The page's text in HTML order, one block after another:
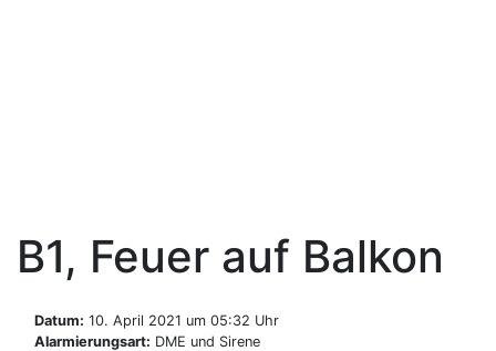
B1, Feuer auf Balkon
Datum: 10. April 2021 um 05:32 Uhr
Alarmierungsart: DME und Sirene